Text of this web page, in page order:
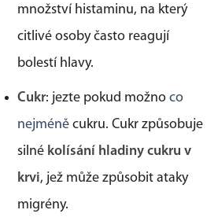
množství histaminu, na který
citlivé osoby často reagují
bolestí hlavy.
Cukr: jezte pokud možnoco
nejméně cukru. Cukr způsobuje
silné kolísání hladiny cukru v
krvi, jež může způsobit ataky
migrény.